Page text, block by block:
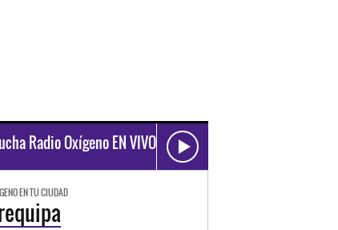
Radio Oxígeno EN VIVO
EN TU CIUDAD